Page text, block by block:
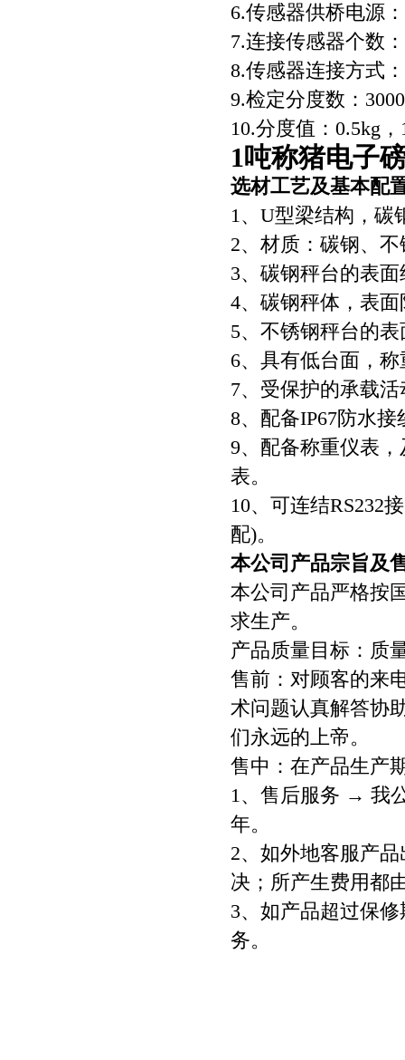
6.传感器供桥电源
7.连接传感器个数
8.传感器连接方式
9.检定分度数：
10.分度值：0.5kg
1吨称猪电子
选材工艺及基本配
1、U型梁结构，碳
2、材质：碳钢、
3、碳钢秤台的表
4、碳钢秤体，表
5、不锈钢秤台的
6、具有低台面，
7、受保护的承载
8、配备IP67防水
9、配备称重仪表
表。
10、可连结RS232
配)。
本公司产品宗旨及
本公司产品严格按
求生产。
产品质量目标：质
售前：对顾客的来
术问题认真解答协
们永远的上帝。
售中：在产品生产
1、售后服务 → 我
年。
2、如外地客服产
决；所产生费用都
3、如产品超过保
务。